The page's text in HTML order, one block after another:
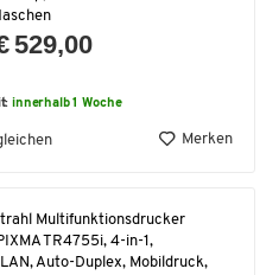
529,00
innerhalb 1 Woche
Merken
Multifunktionsdrucker
TR4755i, 4-in-1,
Auto-Duplex, Mobildruck,